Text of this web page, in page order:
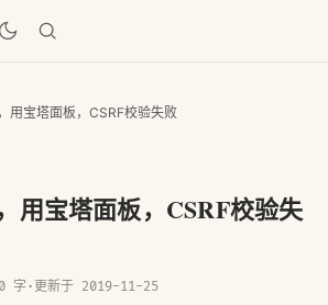
用宝塔面板，CSRF校验失败
用宝塔面板，CSRF校验失
字 · 更新于 2019-11-25